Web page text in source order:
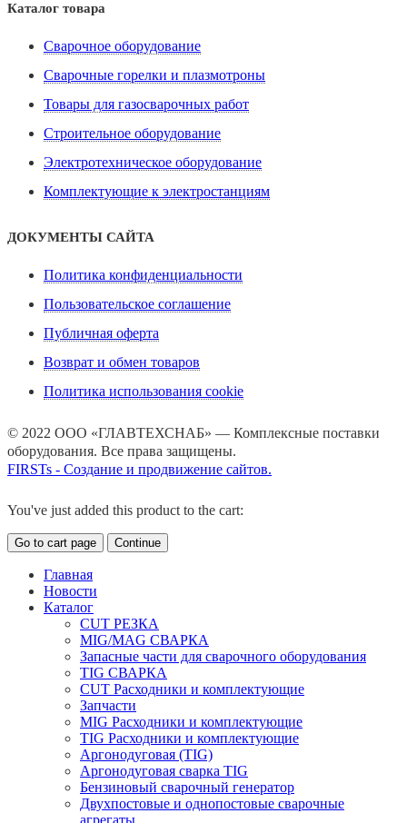
Каталог товара
Сварочное оборудование
Сварочные горелки и плазмотроны
Товары для газосварочных работ
Строительное оборудование
Электротехническое оборудование
Комплектующие к электростанциям
ДОКУМЕНТЫ САЙТА
Политика конфиденциальности
Пользовательское соглашение
Публичная оферта
Возврат и обмен товаров
Политика использования cookie
© 2022 ООО «ГЛАВТЕХСНАБ» — Комплексные поставки
оборудования. Все права защищены.
FIRSTs - Создание и продвижение сайтов.
You've just added this product to the cart:
Go to cart page Continue
Главная
Новости
Каталог
CUT РЕЗКА
MIG/MAG СВАРКА
Запасные части для сварочного оборудования
TIG СВАРКА
CUT Расходники и комплектующие
Запчасти
MIG Расходники и комплектующие
TIG Расходники и комплектующие
Аргонодуговая (TIG)
Аргонодуговая сварка TIG
Бензиновый сварочный генератор
Двухпостовые и однопостовые сварочные